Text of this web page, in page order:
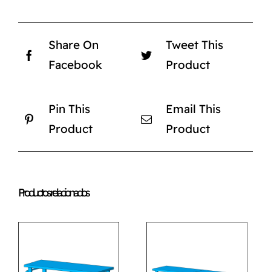
Share On
Facebook
Tweet This
Product
Pin This
Product
Email This
Product
Productos relacionados